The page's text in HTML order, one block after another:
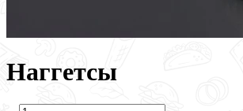
Наггетсы